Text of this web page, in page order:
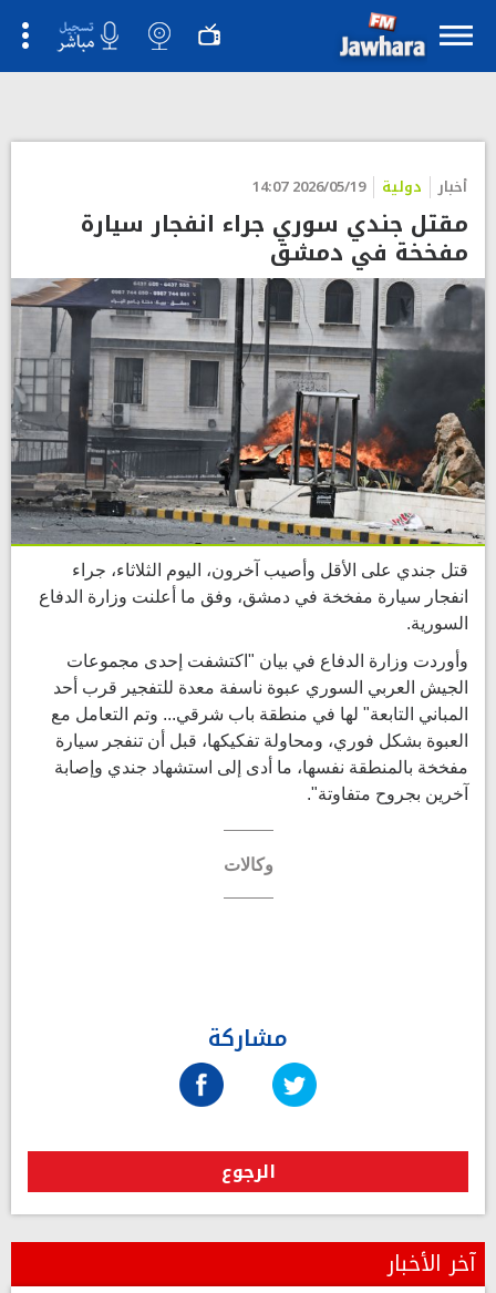
أخبار دولية 2026/05/19 14:07
مقتل جندي سوري جراء انفجار سيارة
مفخخة في دمشق
قتل جندي على الأقل وأصيب آخرون، اليوم الثلاثاء، جراء
انفجار سيارة مفخخة في دمشق، وفق ما أعلنت وزارة الدفاع
السورية.
وأوردت وزارة الدفاع في بيان "اكتشفت إحدى مجموعات
الجيش العربي السوري عبوة ناسفة معدة للتفجير قرب أحد
المباني التابعة" لها في منطقة باب شرقي... وتم التعامل مع
العبوة بشكل فوري، ومحاولة تفكيكها، قبل أن تنفجر سيارة
مفخخة بالمنطقة نفسها، ما أدى إلى استشهاد جندي وإصابة
آخرين بجروح متفاوتة".
وكالات
مشاركة
الرجوع
آخر الأخبار